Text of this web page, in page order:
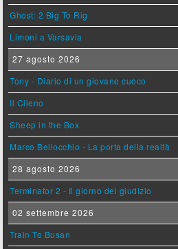
Ghost: 2 Big To Rig
Limoni a Varsavia
27 agosto 2026
Tony - Diario di un giovane cuoco
Il Cileno
Sheep in the Box
Marco Bellocchio - La porta della realtà
28 agosto 2026
Terminator 2 - Il giorno del giudizio
02 settembre 2026
Train To Busan